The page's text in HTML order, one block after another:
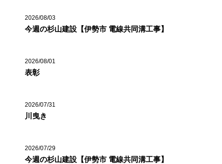
2026/08/03
今週の杉山建設【伊勢市 電線共同溝工事】
2026/08/01
表彰
2026/07/31
川曳き
2026/07/29
今週の杉山建設【伊勢市 電線共同溝工事】